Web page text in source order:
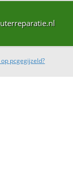
pcgegijzeld?